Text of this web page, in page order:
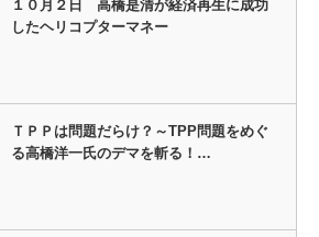
１０月２日 高橋是清が経済再生に成功
したヘリコプターマネー
ＴＰＰは問題だらけ？～TPP問題をめぐ
る高橋洋一氏のデマを斬る！…